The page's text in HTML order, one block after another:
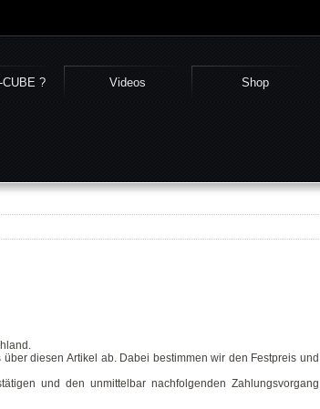
? Videos Shop
diesen Artikel ab. Dabei bestimmen wir den Festpreis und
und den unmittelbar nachfolgenden Zahlungsvorgang